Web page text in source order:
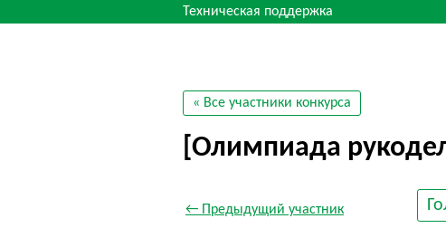
Техническая поддержка
« Все участники конкурса
[Олимпиада
← Предыдущий участник